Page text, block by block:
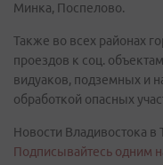
Минка, Поспелово.
Также во всех районах
проездов к соц.
видуаков, подземных и
обработкой опасных
Новости Владивостока в
Подписывайтесь одним